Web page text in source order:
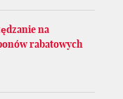
na
rabatowych